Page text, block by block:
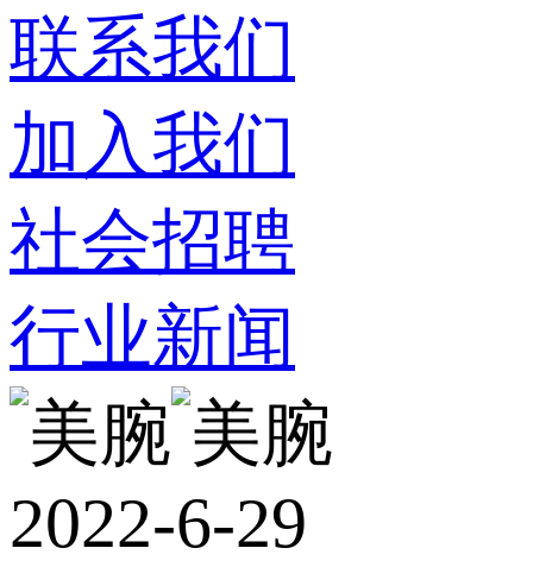
联系我们
加入我们
社会招聘
行业新闻
2022-6-29